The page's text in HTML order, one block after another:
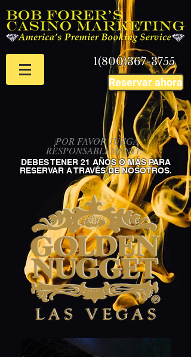
1(800)367-3755
Reservar ahora
¡POR FAVOR JUEGA
RESPONSABLEMENTE!
DEBES TENER 21 AÑOS O MÁS PARA
RESERVAR A TRAVÉS DE NOSOTROS.